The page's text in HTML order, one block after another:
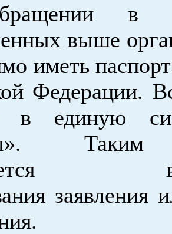
в
выше
иметь
Федерации.
в единую
Таким
заявления